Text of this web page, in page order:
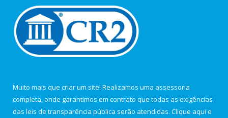
Muito mais que criar um site! Realizamos uma assessoria
completa, onde garantimos em contrato que todas as exigências
das leis de transparência pública serão atendidas. Clique aqui e